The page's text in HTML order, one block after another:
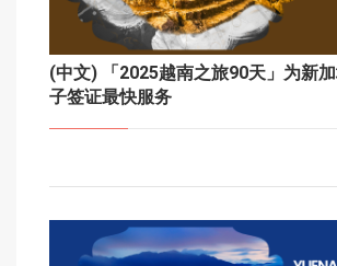
(中文) 「2025越南之旅90天」为新
子签证最快服务